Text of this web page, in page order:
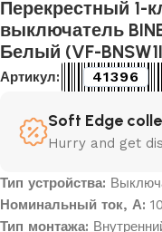
Перекрестный 1-
выключатель
Белый (VF-
Артикул: 41396
Soft Edge
Hurry and get
Тип устройства:
Номинальный ток, А:
Тип монтажа: